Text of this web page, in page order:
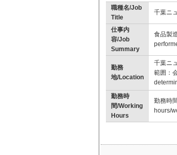
職種名/Job
Title
千葉ニ
仕事内
容/Job
Summary
食品製
勤務
地/Location
千葉ニ
範囲：
勤務時
間/Working
Hours
勤務時
hours/